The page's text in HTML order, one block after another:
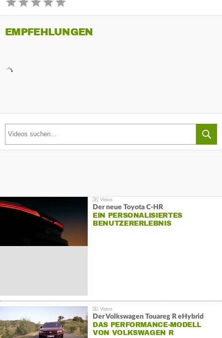
EMPFEHLUNGEN
Der neue Toyota C-HR
EIN PERSONALISIERTES
BENUTZERERLEBNIS
Der Volkswagen Touareg R eHybrid
DAS PERFORMANCE-MODELL
VON VOLKSWAGEN R